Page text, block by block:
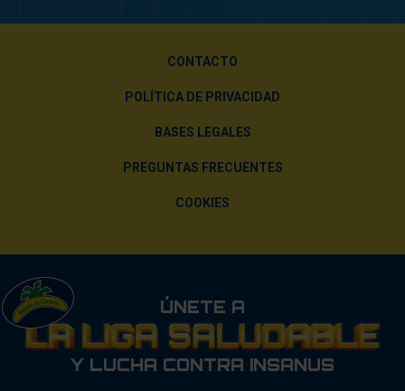
CONTACTO
POLÍTICA DE PRIVACIDAD
BASES LEGALES
PREGUNTAS FRECUENTES
COOKIES
ÚNETE A
Y LUCHA CONTRA INSANUS